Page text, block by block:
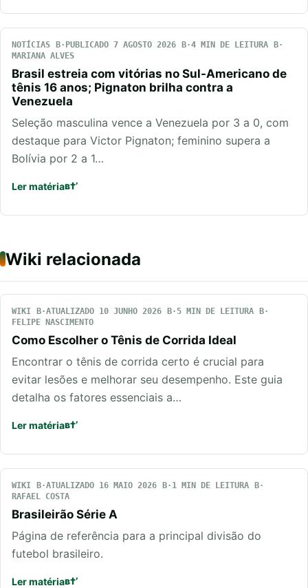
NOTÍCIAS PUBLICADO 7 AGOSTO 2026
4 MIN DE LEITURA
MARIANA ALVES
Brasil estreia com vitórias no Sul-Americano de
tênis 16 anos; Pignaton brilha contra a
Venezuela
Seleção masculina vence a Venezuela por 3 a 0, com
destaque para Victor Pignaton; feminino supera a
Bolívia por 2 a 1…
Ler matéria
Wiki relacionada
WIKI ATUALIZADO 10 JUNHO 2026
5 MIN DE LEITURA
FELIPE NASCIMENTO
Como Escolher o Tênis de Corrida Ideal
Encontrar o tênis de corrida certo é crucial para
evitar lesões e melhorar seu desempenho. Este guia
detalha os fatores essenciais a…
Ler matéria
WIKI ATUALIZADO 16 MAIO 2026
1 MIN DE LEITURA
RAFAEL COSTA
Brasileirão Série A
Página de referência para a principal divisão do
futebol brasileiro.
Ler matéria